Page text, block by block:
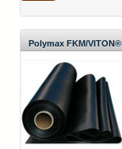
Polymax FKM/VITON®